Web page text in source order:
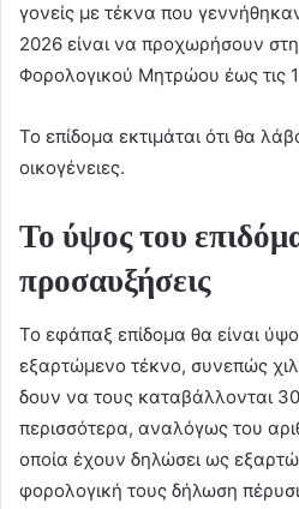
γονείς με τέκνα που
2026 είναι να προχωρήσουν
Φορολογικού Μητρώου έως τις
Το επίδομα εκτιμάται ότι θα
οικογένειες.
Το ύψος του
προσαυξήσεις
Το εφάπαξ επίδομα θα είναι
εξαρτώμενο τέκνο, συνεπώς
δουν να τους καταβάλλονται
περισσότερα, αναλόγως του
οποία έχουν δηλώσει ως
φορολογική τους δήλωση